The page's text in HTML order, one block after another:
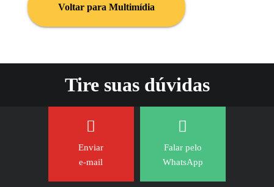
Voltar para Multimídia
Tire suas dúvidas
Enviar
e-mail
Falar pelo
WhatsApp